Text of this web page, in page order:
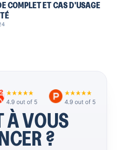
COMPLET ET CAS D'USAGE
À VOUS
?